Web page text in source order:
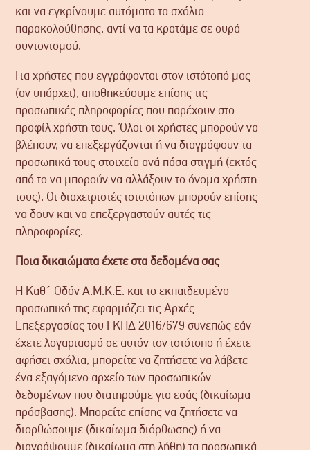
και να εγκρίνουμε αυτόματα τα σχόλια
παρακολούθησης, αντί να τα κρατάμε σε ουρά
συντονισμού.
Για χρήστες που εγγράφονται στον ιστότοπό μας
(αν υπάρχει), αποθηκεύουμε επίσης τις
προσωπικές πληροφορίες που παρέχουν στο
προφίλ χρήστη τους. Όλοι οι χρήστες μπορούν να
βλέπουν, να επεξεργάζονται ή να διαγράφουν τα
προσωπικά τους στοιχεία ανά πάσα στιγμή (εκτός
από το να μπορούν να αλλάξουν το όνομα χρήστη
τους). Οι διαχειριστές ιστοτόπων μπορούν επίσης
να δουν και να επεξεργαστούν αυτές τις
πληροφορίες.
Ποια δικαιώματα έχετε στα δεδομένα σας
Η Καθ΄ Οδόν Α.Μ.Κ.Ε. και το εκπαιδευμένο
προσωπικό της εφαρμόζει τις Αρχές
Επεξεργασίας του ΓΚΠ∆ 2016/679 συνεπώς εάν
έχετε λογαριασμό σε αυτόν τον ιστότοπο ή έχετε
αφήσει σχόλια, μπορείτε να ζητήσετε να λάβετε
ένα εξαγόμενο αρχείο των προσωπικών
δεδομένων που διατηρούμε για εσάς (δικαίωμα
πρόσβασης). Μπορείτε επίσης να ζητήσετε να
διορθώσουμε (δικαίωμα διόρθωσης) ή να
διαγράψουμε (δικαίωμα στη λήθη) τα προσωπικά